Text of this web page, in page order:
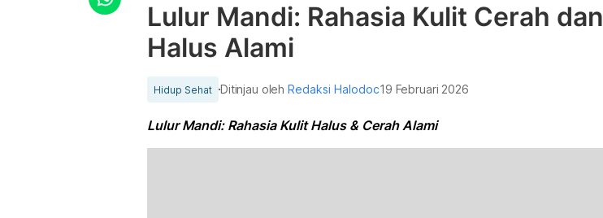
Lulur Mandi: Rahasia Kulit Cerah dan
Halus Alami
Hidup Sehat Ditinjau olehRedaksi Halodoc19 Februari 2026
Lulur Mandi: Rahasia Kulit Halus & Cerah Alami